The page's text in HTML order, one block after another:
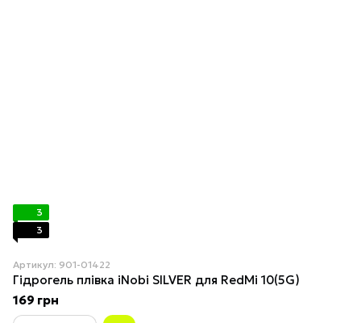
3
3
Артикул: 901-01422
Гідрогель плівка iNobi SILVER для RedMi 10(5G)
169 грн